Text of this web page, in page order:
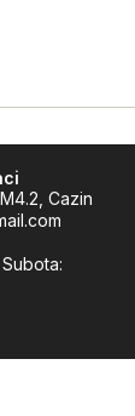
Cazin